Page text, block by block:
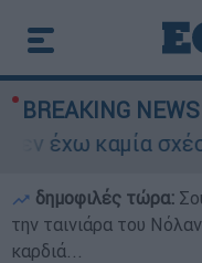
BREAKING
έχω καμία σχέση
δημοφιλές τώρα:
την ταινιάρα του
καρδιά...